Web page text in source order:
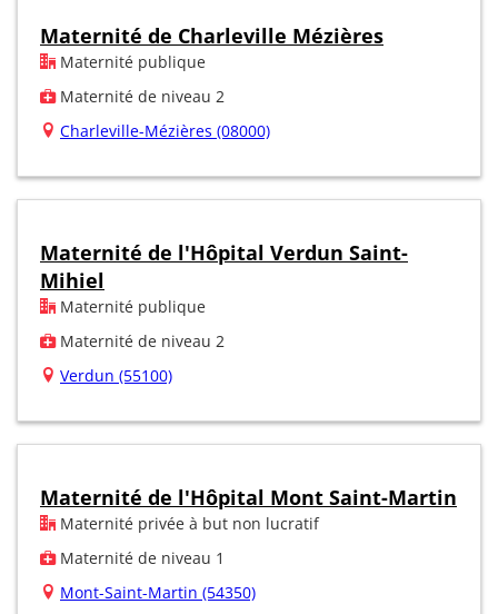
Maternité de Charleville Mézières
Maternité publique
Maternité de niveau 2
Charleville-Mézières (08000)
Maternité de l'Hôpital Verdun Saint-
Mihiel
Maternité publique
Maternité de niveau 2
Verdun (55100)
Maternité de l'Hôpital Mont Saint-Martin
Maternité privée à but non lucratif
Maternité de niveau 1
Mont-Saint-Martin (54350)